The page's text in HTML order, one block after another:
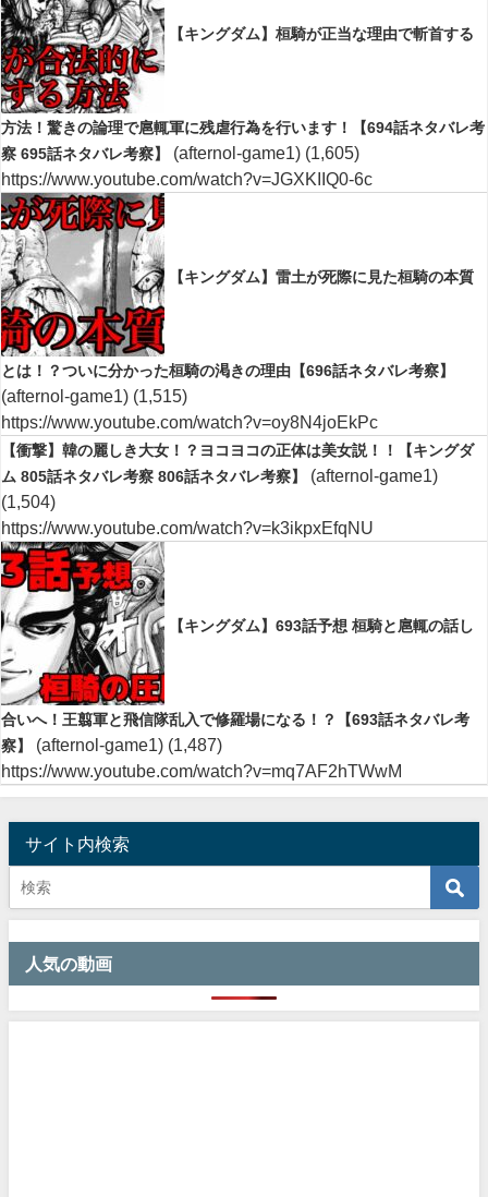
【キングダム】桓騎が正当な理由で斬首する
方法！驚きの論理で扈輒軍に残虐行為を行います！【694話ネタバレ考
察 695話ネタバレ考察】
(afternol-game1) (1,605)
https://www.youtube.com/watch?v=JGXKIIQ0-6c
【キングダム】雷土が死際に見た桓騎の本質
とは！？ついに分かった桓騎の渇きの理由【696話ネタバレ考察】
(afternol-game1) (1,515)
https://www.youtube.com/watch?v=oy8N4joEkPc
【衝撃】韓の麗しき大女！？ヨコヨコの正体は美女説！！【キングダ
ム 805話ネタバレ考察 806話ネタバレ考察】
(afternol-game1)
(1,504)
https://www.youtube.com/watch?v=k3ikpxEfqNU
【キングダム】693話予想 桓騎と扈輒の話し
合いへ！王翦軍と飛信隊乱入で修羅場になる！？【693話ネタバレ考
察】
(afternol-game1) (1,487)
https://www.youtube.com/watch?v=mq7AF2hTWwM
サイト内検索
人気の動画